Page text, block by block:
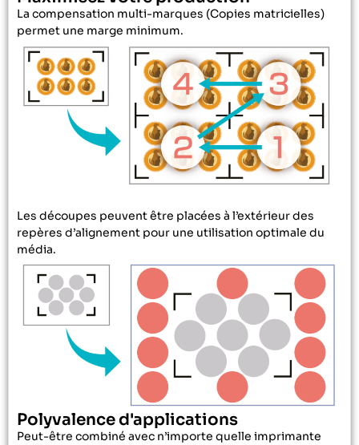
La compensation multi-marques (Copies matricielles)
permet une marge minimum.
Les découpes peuvent être placées à l’extérieur des
repères d’alignement pour une utilisation optimale du
média.
Polyvalence d'applications
Peut-être combiné avec n’importe quelle imprimante